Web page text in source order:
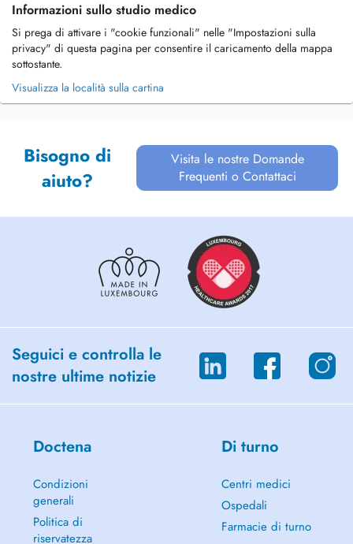
Informazioni sullo studio medico
Si prega di attivare i "cookie funzionali" nelle "Impostazioni sulla
privacy" di questa pagina per consentire il caricamento della mappa
sottostante.
Visualizza la località sulla cartina
Bisogno di
aiuto?
Visita le nostre Domande
Frequenti o Contattaci
Seguici e controlla le
nostre ultime notizie
Doctena
Condizioni
generali
Politica di
riservatezza
Di turno
Centri medici
Ospedali
Farmacie di turno